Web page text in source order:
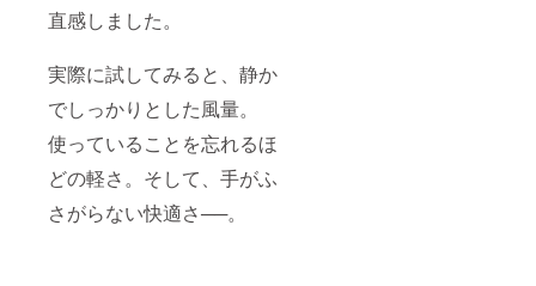
直感しました。
実際に試してみると、静か
でしっかりとした風量。
使っていることを忘れるほ
どの軽さ。そして、手がふ
さがらない快適さ──。